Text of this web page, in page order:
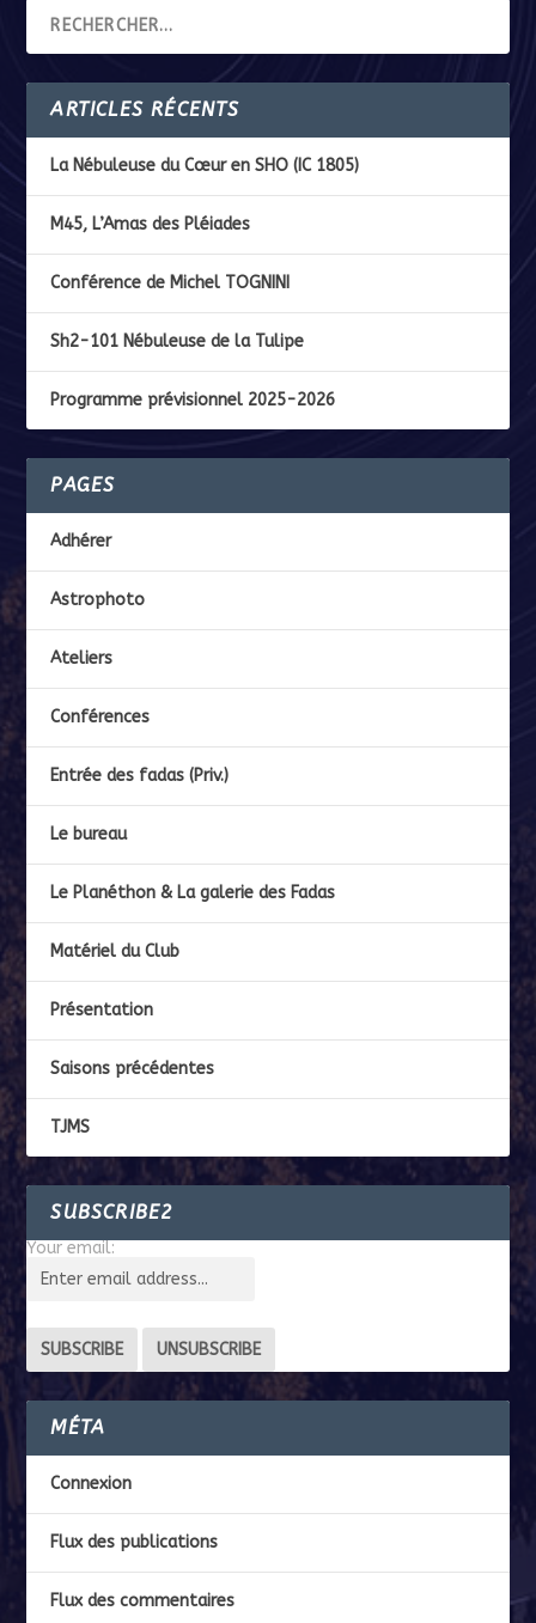
ARTICLES RÉCENTS
La Nébuleuse du Cœur en SHO (IC 1805)
M45, L’Amas des Pléiades
Conférence de Michel TOGNINI
Sh2-101 Nébuleuse de la Tulipe
Programme prévisionnel 2025-2026
PAGES
Adhérer
Astrophoto
Ateliers
Conférences
Entrée des fadas (Priv.)
Le bureau
Le Planéthon & La galerie des Fadas
Matériel du Club
Présentation
Saisons précédentes
TJMS
SUBSCRIBE2
Your email:
MÉTA
Connexion
Flux des publications
Flux des commentaires